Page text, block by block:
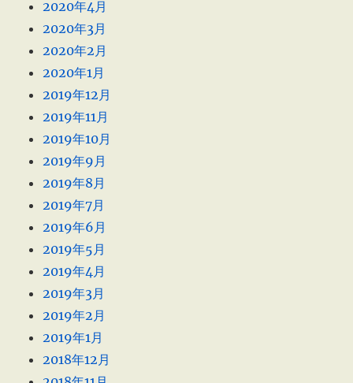
2020年4月
2020年3月
2020年2月
2020年1月
2019年12月
2019年11月
2019年10月
2019年9月
2019年8月
2019年7月
2019年6月
2019年5月
2019年4月
2019年3月
2019年2月
2019年1月
2018年12月